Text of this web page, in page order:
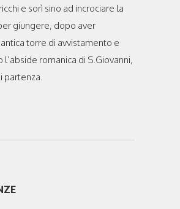
e sorì sino ad incrociare la
giungere, dopo aver
torre di avvistamento e
romanica di S.Giovanni,
partenza.